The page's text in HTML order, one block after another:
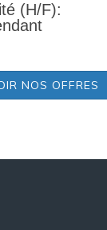
(H/F):
NOS OFFRES